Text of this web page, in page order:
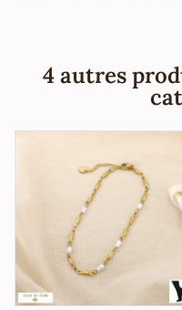
cheville fantaisie ne
françaises et
4 autres